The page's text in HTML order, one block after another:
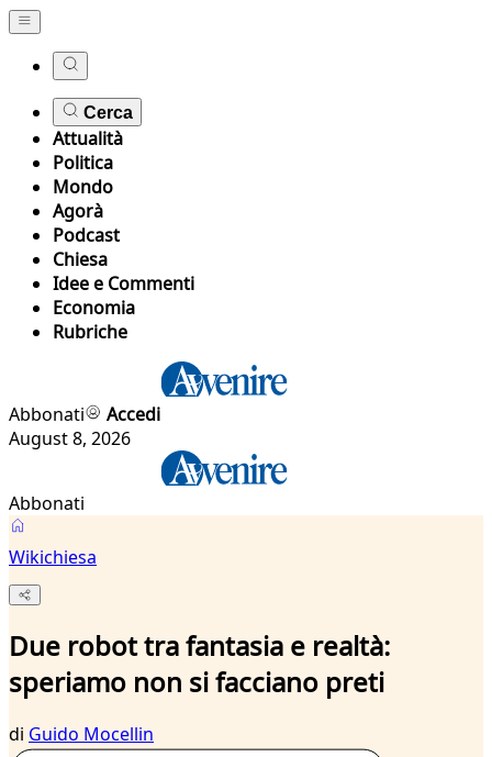
Cerca
Attualità
Politica
Mondo
Agorà
Podcast
Chiesa
Idee e Commenti
Economia
Rubriche
Abbonati
Accedi
August 8, 2026
Abbonati
Wikichiesa
Due robot tra fantasia e realtà:
speriamo non si facciano preti
di Guido Mocellin